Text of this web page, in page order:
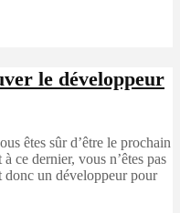
le développeur
êtes sûr d’être le prochain
ce dernier, vous n’êtes pas
un développeur pour